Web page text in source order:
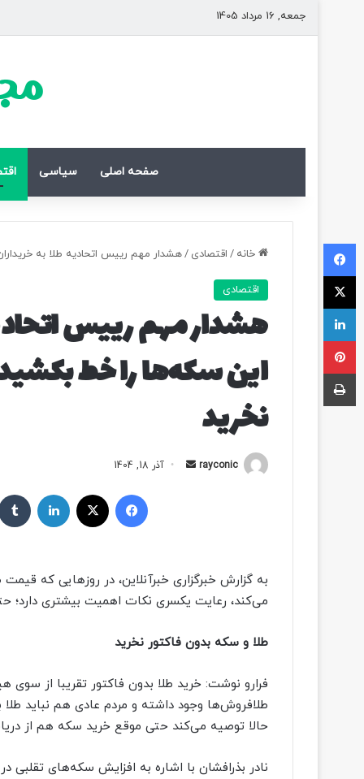
جمعه, 16 مرداد 1405
صفحه اصلی سیاسی
خانه / اقتصادی /هشدار مهم رییس اتحادیه طلا به
اقتصادی
هشدار مهم رییس
این سکه‌ها را خط
نخرید
rayconic
ه
ا
م
ل
آذر 18, 1404
ایکس
به گزارش خبرگزاری خبرآنلاین، در روزهایی که
می‌کند، رعایت یکسری نکات اهمیت بیشتری دارد؛
طلا و سکه بدون فاکتور نخرید
فرارو نوشت: خرید طلا بدون فاکتور تقریبا از
طلافروش‌ها وجود داشته و مردم عادی هم نباید طلا
حالا توصیه می‌کند حتی موقع خرید سکه هم از
نادر بذرافشان با اشاره به افزایش سکه‌های تقلبی